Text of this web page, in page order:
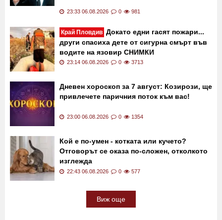
23:33 06.08.2026 0 981
Край Пловдив Докато едни гасят пожари...
други спасиха дете от сигурна смърт във
водите на язовир СНИМКИ
23:14 06.08.2026 0 3713
Дневен хороскоп за 7 август: Козирози, ще
привлечете паричния поток към вас!
23:00 06.08.2026 0 1354
Кой е по-умен - котката или кучето?
Отговорът се оказа по-сложен, отколкото
изглежда
22:43 06.08.2026 0 577
Виж още